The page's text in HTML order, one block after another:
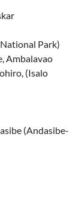
Park)
Ambalavao
(Isalo
(Andasibe-